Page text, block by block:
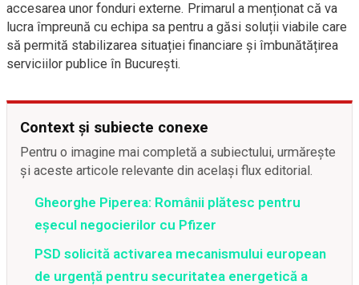
accesarea unor fonduri externe. Primarul a menționat că va
lucra împreună cu echipa sa pentru a găsi soluții viabile care
să permită stabilizarea situației financiare și îmbunătățirea
serviciilor publice în București.
Context și subiecte conexe
Pentru o imagine mai completă a subiectului, urmărește
și aceste articole relevante din același flux editorial.
Gheorghe Piperea: Românii plătesc pentru
eșecul negocierilor cu Pfizer
PSD solicită activarea mecanismului european
de urgență pentru securitatea energetică a